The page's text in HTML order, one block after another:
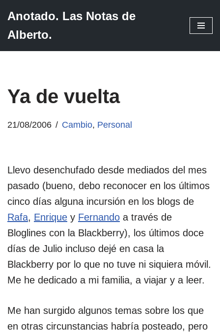
Saltar
Anotado. Las Notas de
Alberto.
Ya de vuelta
21/08/2006 Cambio, Personal
Llevo desenchufado desde mediados del mes
pasado (bueno, debo reconocer en los últimos
cinco días alguna incursión en los blogs de
Rafa, Enrique y Fernando a través de
Bloglines con la Blackberry), los últimos doce
días de Julio incluso dejé en casa la
Blackberry por lo que no tuve ni siquiera móvil.
Me he dedicado a mi familia, a viajar y a leer.
Me han surgido algunos temas sobre los que
en otras circunstancias habría posteado, pero